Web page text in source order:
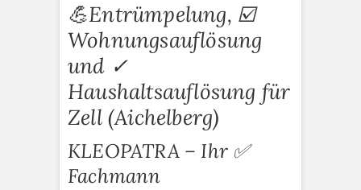
💪Entrümpelung, ☑️
Wohnungsauflösung
und ✓
Haushaltsauflösung für
Zell (Aichelberg)
KLEOPATRA – Ihr ✅
Fachmann